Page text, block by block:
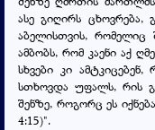
ასე გიღირს
აბელისთვის, რომელიც
ამბობს, რომ კაენი აქ
სხვები კი
სთხოვდა უფალს, რის
შენზე, როგორც ეს
4:15)".